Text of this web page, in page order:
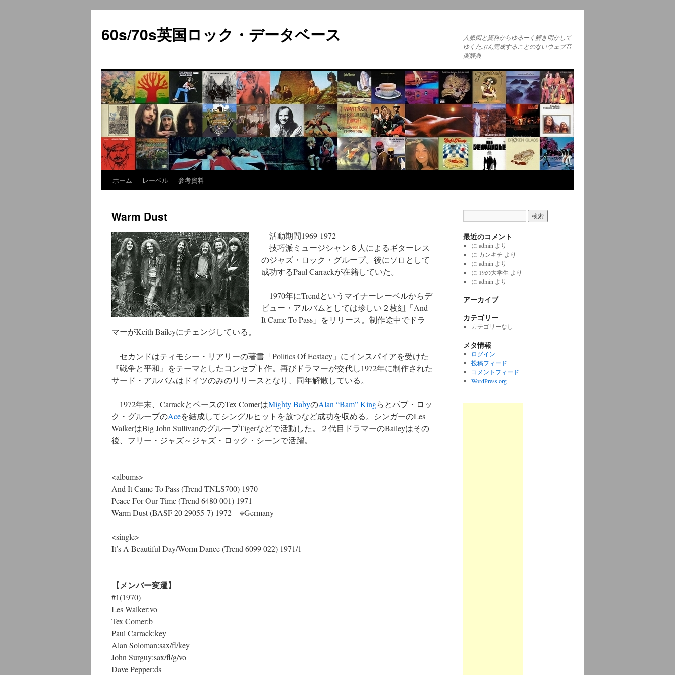
60s/70s英国ロック・データベース
人脈図と資料からゆるーく解き明かして
ゆくたぶん完成することのないウェブ音
楽辞典
ン
ツ
へ
ス
キ
ホーム レーベル 参考資料
Warm Dust
活動期間1969-1972
技巧派ミュージシャン６人によるギターレス
のジャズ・ロック・グループ。後にソロとして
成功するPaul Carrackが在籍していた。
1970年にTrendというマイナーレーベルからデ
ビュー・アルバムとしては珍しい２枚組「And
It Came To Pass」をリリース。制作途中でドラ
マーがKeith Baileyにチェンジしている。
セカンドはティモシー・リアリーの著書「Politics Of Ecstacy」にインスパイアを受けた
『戦争と平和』をテーマとしたコンセプト作。再びドラマーが交代し1972年に制作された
サード・アルバムはドイツのみのリリースとなり、同年解散している。
1972年末、CarrackとベースのTex ComerはMighty BabyのAlan “Bam” Kingらとパブ・ロッ
ク・グループのAceを結成してシングルヒットを放つなど成功を収める。シンガーのLes
WalkerはBig John SullivanのグループTigerなどで活動した。２代目ドラマーのBaileyはその
後、フリー・ジャズ～ジャズ・ロック・シーンで活躍。
<albums>
And It Came To Pass (Trend TNLS700) 1970
Peace For Our Time (Trend 6480 001) 1971
Warm Dust (BASF 20 29055-7) 1972 ※Germany
<single>
It’s A Beautiful Day/Worm Dance (Trend 6099 022) 1971/1
【メンバー変遷】
#1(1970)
Les Walker:vo
Tex Comer:b
Paul Carrack:key
Alan Soloman:sax/fl/key
John Surguy:sax/fl/g/vo
Dave Pepper:ds
最近のコメント
に admin より
に カンキチ より
に admin より
に 19の大学生 より
に admin より
アーカイブ
カテゴリー
カテゴリーなし
メタ情報
ログイン
投稿フィード
コメントフィード
WordPress.org